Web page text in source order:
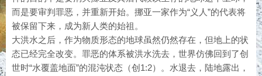
而是要审判罪恶，并重新开始。挪亚一家作为“义人”的代表将
被保留下来，成为新人类的始祖。
大洪水之后，作为物质形态的地球虽然仍然存在，但地上的状
态已经完全改变。罪恶的体系被洪水洗去，世界仿佛回到了创
世时“水覆盖地面”的混沌状态（创1:2）。水退去，陆地露出，